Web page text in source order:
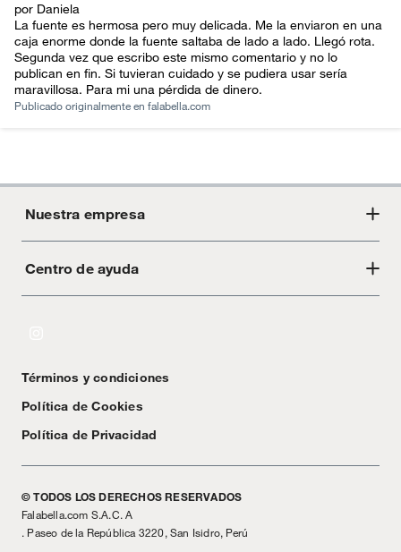
por Daniela
La fuente es hermosa pero muy delicada. Me la enviaron en una
caja enorme donde la fuente saltaba de lado a lado. Llegó rota.
Segunda vez que escribo este mismo comentario y no lo
publican en fin. Si tuvieran cuidado y se pudiera usar sería
maravillosa. Para mi una pérdida de dinero.
Publicado originalmente en falabella.com
Nuestra empresa
Acerca de Crate
Centro de ayuda
Textos Legales
Términos y condiciones
Política de Cookies
Política de Privacidad
© TODOS LOS DERECHOS RESERVADOS
Falabella.com S.A.C. A
. Paseo de la República 3220, San Isidro, Perú